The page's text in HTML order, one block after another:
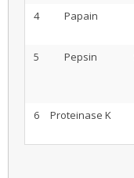
4 Papain
5 Pepsin
6 Proteinase K